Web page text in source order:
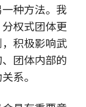
种方法。我
权式团体更
积极影响武
团体内部的
系。